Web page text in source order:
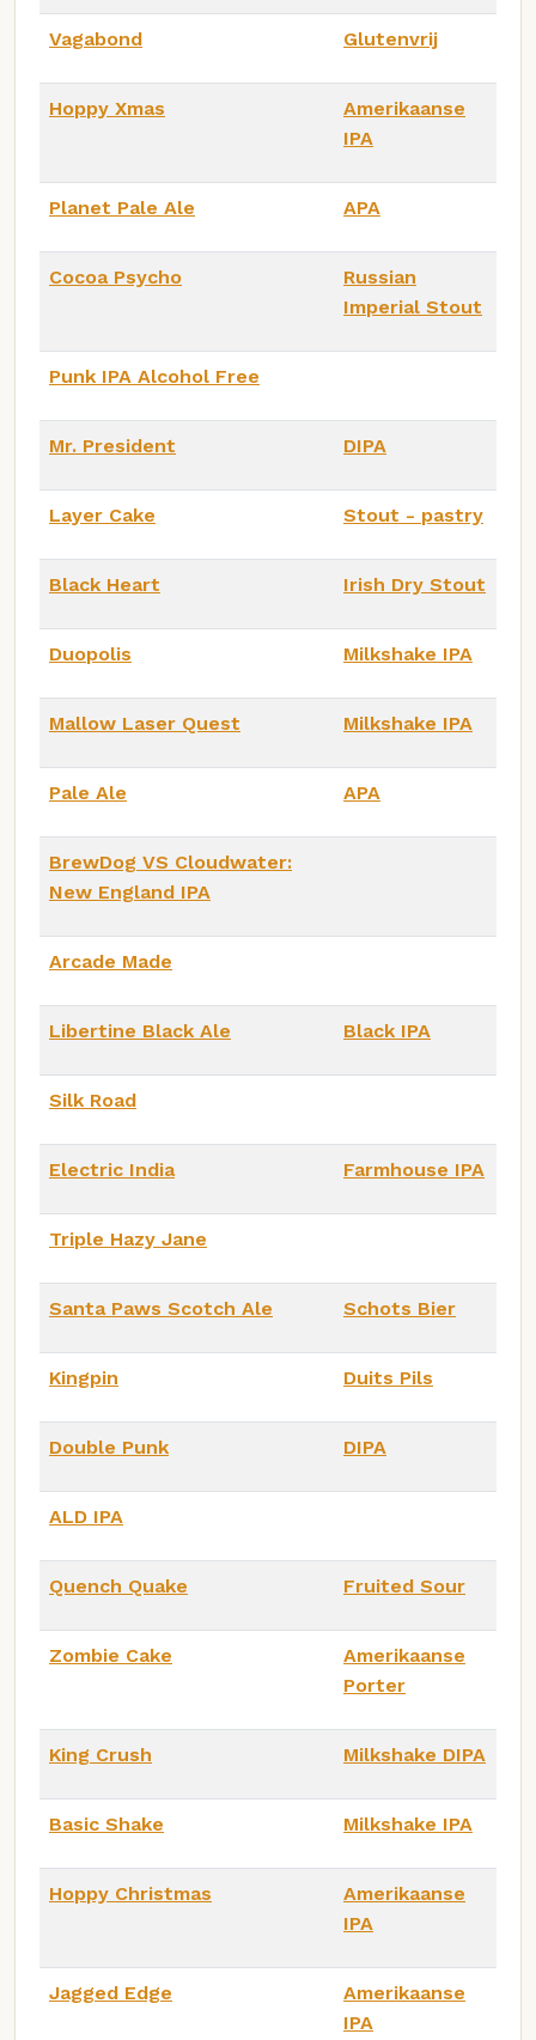
Vagabond Glutenvrij
Hoppy Xmas
Amerikaanse
IPA
Planet Pale Ale APA
Cocoa Psycho
Russian
Imperial Stout
Punk IPA Alcohol Free
Mr. President DIPA
Layer Cake Stout - pastry
Black Heart Irish Dry Stout
Duopolis Milkshake IPA
Mallow Laser Quest Milkshake IPA
Pale Ale APA
BrewDog VS Cloudwater:
New England IPA
Arcade Made
Libertine Black Ale Black IPA
Silk Road
Electric India Farmhouse IPA
Triple Hazy Jane
Santa Paws Scotch Ale Schots Bier
Kingpin Duits Pils
Double Punk DIPA
ALD IPA
Quench Quake Fruited Sour
Zombie Cake
Amerikaanse
Porter
King Crush Milkshake DIPA
Basic Shake Milkshake IPA
Hoppy Christmas
Amerikaanse
IPA
Jagged Edge
Amerikaanse
IPA